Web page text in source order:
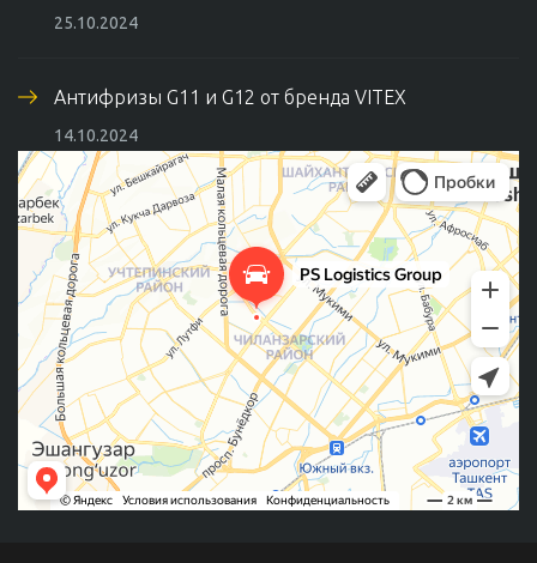
25.10.2024
Антифризы G11 и G12 от бренда VITEX
14.10.2024